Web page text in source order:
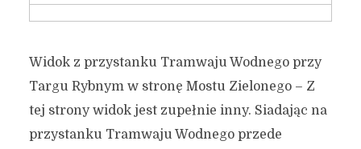
Widok z przystanku Tramwaju Wodnego przy
Targu Rybnym w stronę Mostu Zielonego – Z
tej strony widok jest zupełnie inny. Siadając na
przystanku Tramwaju Wodnego przede